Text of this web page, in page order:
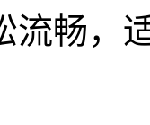
流畅，